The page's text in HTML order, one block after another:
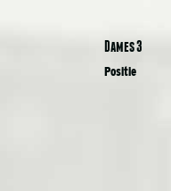
Dames 3
Positie